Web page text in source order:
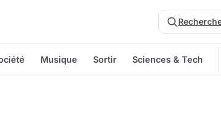
Musique Sortir Sciences & Tech